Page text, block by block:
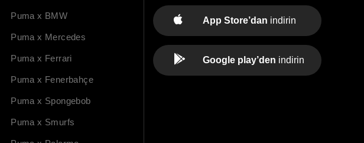
Puma x BMW
Puma x Mercedes
Puma x Ferrari
Puma x Fenerbahçe
Puma x Spongebob
Puma x Smurfs
App Store’dan indirin
Google play’den indirin